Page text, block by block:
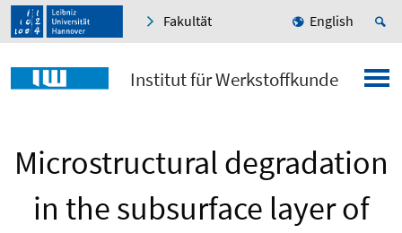
Fakultät English
Institut für Werkstoffkunde
Microstructural degradation
in the subsurface layer of